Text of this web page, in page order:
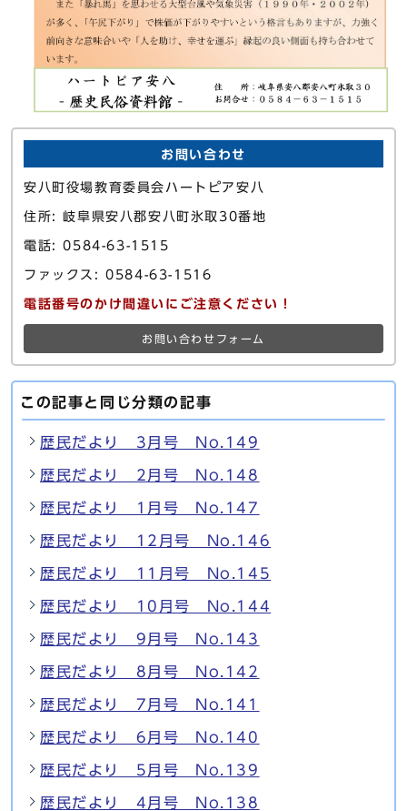
お問い合わせ
安八町役場教育委員会ハートピア安八
住所: 岐阜県安八郡安八町氷取30番地
電話: 0584-63-1515
ファックス: 0584-63-1516
電話番号のかけ間違いにご注意ください！
お問い合わせフォーム
この記事と同じ分類の記事
歴民だより 3月号 No.149
歴民だより 2月号 No.148
歴民だより 1月号 No.147
歴民だより 12月号 No.146
歴民だより 11月号 No.145
歴民だより 10月号 No.144
歴民だより 9月号 No.143
歴民だより 8月号 No.142
歴民だより 7月号 No.141
歴民だより 6月号 No.140
歴民だより 5月号 No.139
歴民だより 4月号 No.138